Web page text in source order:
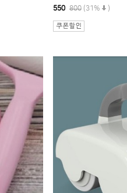
550 800 (31% )